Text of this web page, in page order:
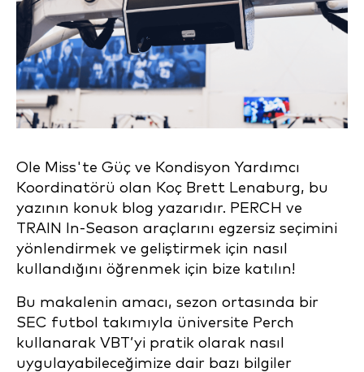
Ole Miss'te Güç ve Kondisyon Yardımcı
Koordinatörü olan Koç Brett Lenaburg, bu
yazının konuk blog yazarıdır. PERCH ve
TRAIN In-Season araçlarını egzersiz seçimini
yönlendirmek ve geliştirmek için nasıl
kullandığını öğrenmek için bize katılın!
Bu makalenin amacı, sezon ortasında bir
SEC futbol takımıyla üniversite Perch
kullanarak VBT’yi pratik olarak nasıl
uygulayabileceğimize dair bazı bilgiler